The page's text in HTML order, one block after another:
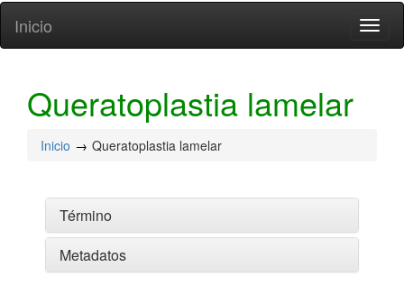
Inicio
Queratoplastia lamelar
Inicio Queratoplastia lamelar
Término
Metadatos